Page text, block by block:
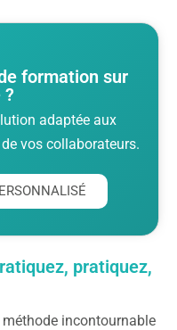
formation sur
?
adaptée aux
vos collaborateurs.
pratiquez,
incontournable